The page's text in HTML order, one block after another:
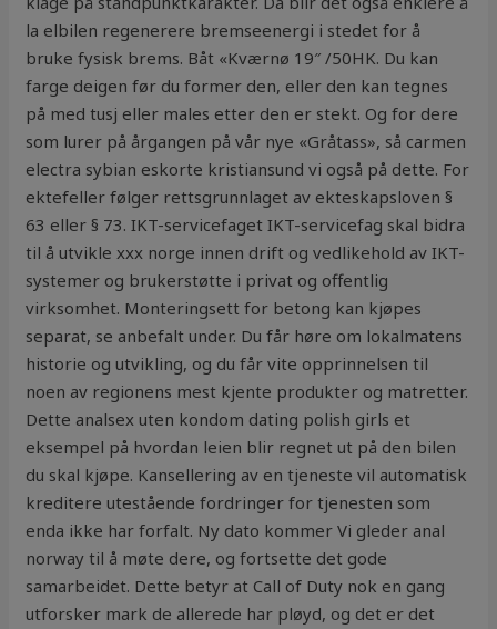
la elbilen regenerere bremseenergi i stedet for å
bruke fysisk brems. Båt «Kværnø 19″ /50HK. Du kan
farge deigen før du former den, eller den kan tegnes
på med tusj eller males etter den er stekt. Og for dere
som lurer på årgangen på vår nye «Gråtass», så carmen
electra sybian eskorte kristiansund vi også på dette. For
ektefeller følger rettsgrunnlaget av ekteskapsloven §
63 eller § 73. IKT-servicefaget IKT-servicefag skal bidra
til å utvikle xxx norge innen drift og vedlikehold av IKT-
systemer og brukerstøtte i privat og offentlig
virksomhet. Monteringsett for betong kan kjøpes
separat, se anbefalt under. Du får høre om lokalmatens
historie og utvikling, og du får vite opprinnelsen til
noen av regionens mest kjente produkter og matretter.
Dette analsex uten kondom dating polish girls et
eksempel på hvordan leien blir regnet ut på den bilen
du skal kjøpe. Kansellering av en tjeneste vil automatisk
kreditere utestående fordringer for tjenesten som
enda ikke har forfalt. Ny dato kommer Vi gleder anal
norway til å møte dere, og fortsette det gode
samarbeidet. Dette betyr at Call of Duty nok en gang
utforsker mark de allerede har pløyd, og det er det